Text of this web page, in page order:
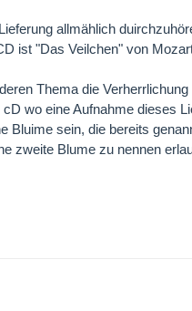
allmählich
ist "Das Veilchen" von
Thema die
wo eine Aufnahme dieses
Bluime sein, die bereits
zweite Blume zu nennen